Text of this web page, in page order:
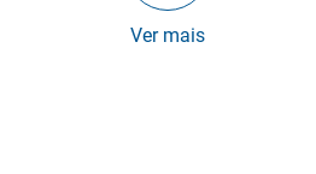
Ver mais